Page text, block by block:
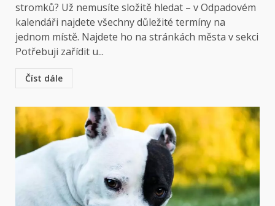
stromků? Už nemusíte složitě hledat – v Odpadovém
kalendáři najdete všechny důležité termíny na
jednom místě. Najdete ho na stránkách města v sekci
Potřebuji zařídit u...
Číst dále